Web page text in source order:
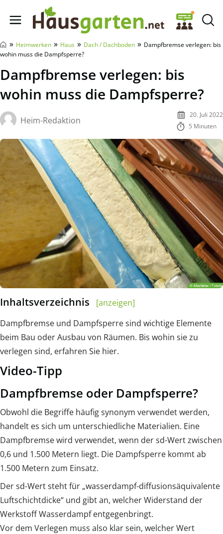
Hausgarten.net
» Heimwerken » Haus » Dach / Dachboden » Dampfbremse verlegen: bis
wohin muss die Dampfsperre?
Dampfbremse verlegen: bis
wohin muss die Dampfsperre?
Heim-Redaktion
20. Juli 2022
5 Minuten
Inhaltsverzeichnis
[anzeigen]
Dampfbremse und Dampfsperre sind wichtige Elemente
beim Bau oder Ausbau von Räumen. Bis wohin sie zu
verlegen sind, erfahren Sie hier.
Video-Tipp
Dampfbremse oder Dampfsperre?
Obwohl die Begriffe häufig synonym verwendet werden,
handelt es sich um unterschiedliche Materialien. Eine
Dampfbremse wird verwendet, wenn der sd-Wert zwischen
0,6 und 1.500 Metern liegt. Die Dampfsperre kommt ab
1.500 Metern zum Einsatz.
Der sd-Wert steht für „wasserdampf-diffusionsäquivalente
Luftschichtdicke“ und gibt an, welcher Widerstand der
Werkstoff Wasserdampf entgegenbringt.
Vor dem Verlegen muss also klar sein, welcher Wert